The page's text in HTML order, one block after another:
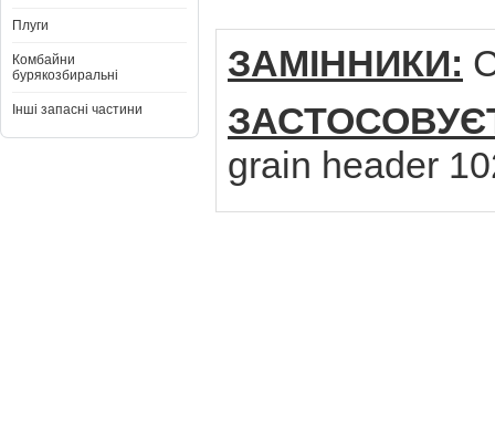
Плуги
Комбайни
бурякозбиральні
Інші запасні частини
ЗАМІННИКИ:
grain header